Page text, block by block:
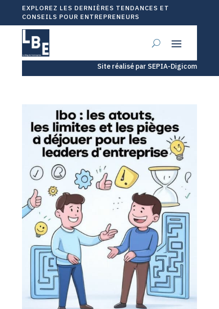
EXPLOREZ LES DERNIÈRES TENDANCES ET
CONSEILS POUR ENTREPRENEURS
Site réalisé par SEPIA-Digicom